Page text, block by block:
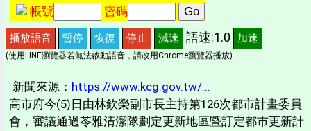
帳號
密碼
播放語音 暫停 恢復 停止 減速 語速:1.0 加速
(使用LINE瀏覽器若無法啟動語音，請改用Chrome瀏覽器播放)
新聞來源： https://www.kcg.gov.tw/...
高市府今(5)日由林欽榮副市長主持第126次都市計畫委員
會，審議通過苓雅清潔隊劃定更新地區暨訂定都市更新計